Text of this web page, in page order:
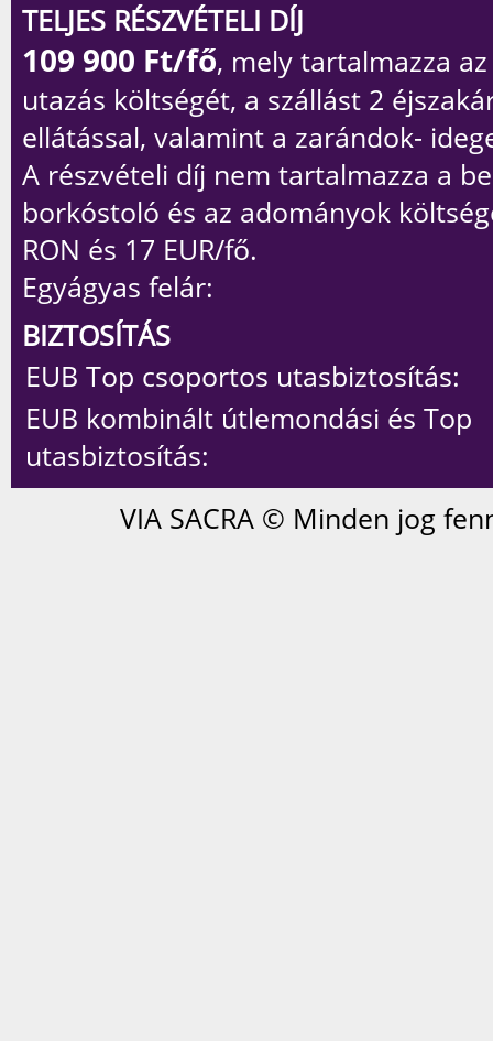
TELJES RÉSZVÉTELI DÍJ
109 900 Ft/fő, mely tartalmazza
utazás költségét, a szállást 2
ellátással, valamint a zarándok-
A részvételi díj nem tartalmazza a
borkóstoló és az adományok
RON és 17 EUR/fő.
Egyágyas felár:
BIZTOSÍTÁS
EUB Top csoportos utasbiztosítás:
EUB kombinált útlemondási és Top
utasbiztosítás:
VIA SACRA © Minden jog